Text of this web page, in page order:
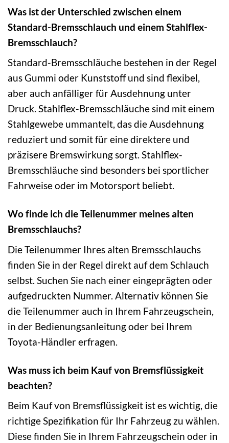
Was ist der Unterschied zwischen einem
Standard-Bremsschlauch und einem Stahlflex-
Bremsschlauch?
Standard-Bremsschläuche bestehen in der Regel
aus Gummi oder Kunststoff und sind flexibel,
aber auch anfälliger für Ausdehnung unter
Druck. Stahlflex-Bremsschläuche sind mit einem
Stahlgewebe ummantelt, das die Ausdehnung
reduziert und somit für eine direktere und
präzisere Bremswirkung sorgt. Stahlflex-
Bremsschläuche sind besonders bei sportlicher
Fahrweise oder im Motorsport beliebt.
Wo finde ich die Teilenummer meines alten
Bremsschlauchs?
Die Teilenummer Ihres alten Bremsschlauchs
finden Sie in der Regel direkt auf dem Schlauch
selbst. Suchen Sie nach einer eingeprägten oder
aufgedruckten Nummer. Alternativ können Sie
die Teilenummer auch in Ihrem Fahrzeugschein,
in der Bedienungsanleitung oder bei Ihrem
Toyota-Händler erfragen.
Was muss ich beim Kauf von Bremsflüssigkeit
beachten?
Beim Kauf von Bremsflüssigkeit ist es wichtig, die
richtige Spezifikation für Ihr Fahrzeug zu wählen.
Diese finden Sie in Ihrem Fahrzeugschein oder in